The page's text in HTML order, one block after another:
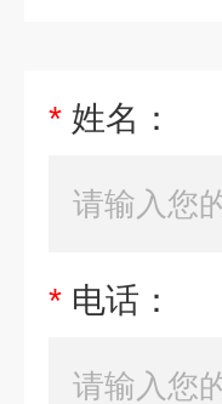
* 姓名：
* 电话：